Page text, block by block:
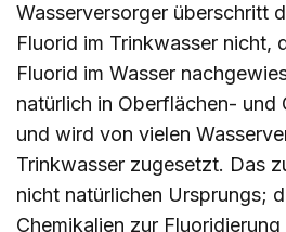
Wasserversorger überschritt
Fluorid im Trinkwasser nicht,
Fluorid im Wasser
natürlich in Oberflächen- und
und wird von vielen
Trinkwasser zugesetzt. Das
nicht natürlichen Ursprungs;
Chemikalien zur